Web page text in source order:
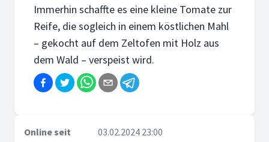
Immerhin schaffte es eine kleine Tomate zur
Reife, die sogleich in einem köstlichen Mahl
– gekocht auf dem Zeltofen mit Holz aus
dem Wald – verspeist wird.
Online seit 03.02.2024 23:00